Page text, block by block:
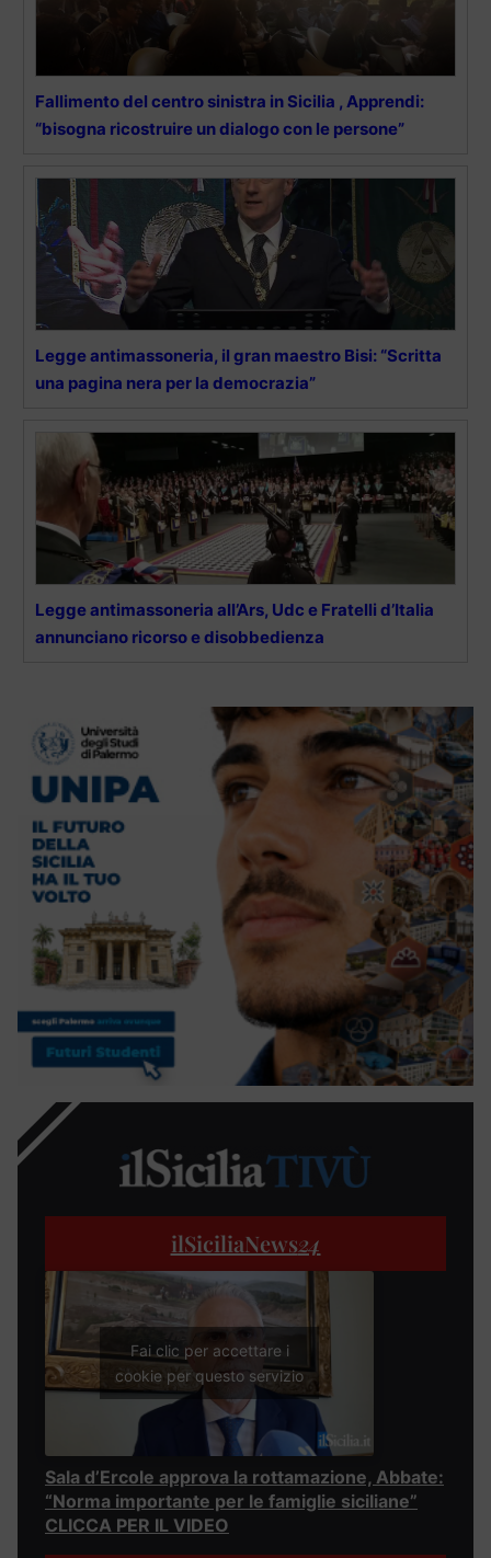
Fallimento del centro sinistra in Sicilia , Apprendi:
“bisogna ricostruire un dialogo con le persone”
Legge antimassoneria, il gran maestro Bisi: “Scritta
una pagina nera per la democrazia”
Legge antimassoneria all’Ars, Udc e Fratelli d’Italia
annunciano ricorso e disobbedienza
ilSiciliaNews24
Fai clic per accettare i
cookie per questo servizio
Sala d’Ercole approva la rottamazione, Abbate:
“Norma importante per le famiglie siciliane”
CLICCA PER IL VIDEO